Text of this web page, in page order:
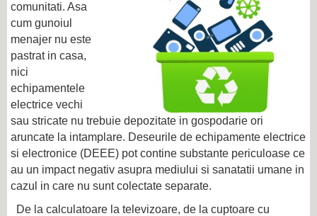
comunitati. Asa
cum gunoiul
menajer nu este
pastrat in casa,
nici
echipamentele
electrice vechi
sau stricate nu trebuie depozitate in gospodarie ori
aruncate la intamplare. Deseurile de echipamente electrice
si electronice (DEEE) pot contine substante periculoase ce
au un impact negativ asupra mediului si sanatatii umane in
cazul in care nu sunt colectate separate.
De la calculatoare la televizoare, de la cuptoare cu